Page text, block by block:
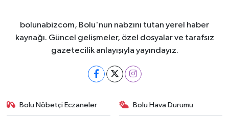
bolunabizcom, Bolu'nun nabzını tutan yerel haber
kaynağı. Güncel gelişmeler, özel dosyalar ve tarafsız
gazetecilik anlayışıyla yayındayız.
Bolu Nöbetçi Eczaneler Bolu Hava Durumu